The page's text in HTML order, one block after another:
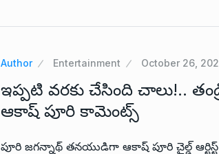
Author Entertainment October 26,
ఇప్పటి వరకు చేసింది చాలు!..
ఆకాష్ పూరి కామెంట్స్
పూరి జగన్నాథ్ తనయుడిగా ఆకాష్ పూరి చైల్డ్ ఆర్టిస్ట్